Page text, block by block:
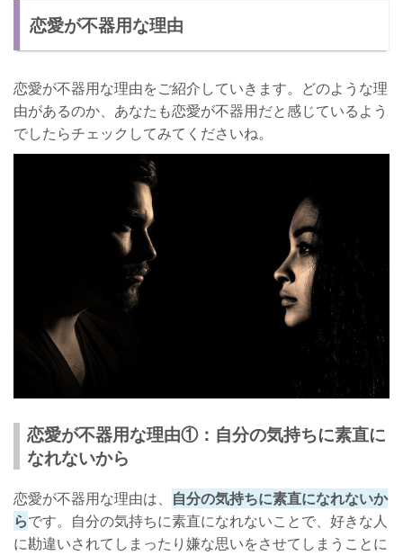
さいごに
恋愛が不器用な理由
恋愛が不器用な理由をご紹介していきます。どのような理
由があるのか、あなたも恋愛が不器用だと感じているよう
でしたらチェックしてみてくださいね。
恋愛が不器用な理由①：自分の気持ちに素直に
なれないから
恋愛が不器用な理由は、 自分の気持ちに素直になれないか
らです。自分の気持ちに素直になれないことで、好きな人
に勘違いされてしまったり嫌な思いをさせてしまうことに